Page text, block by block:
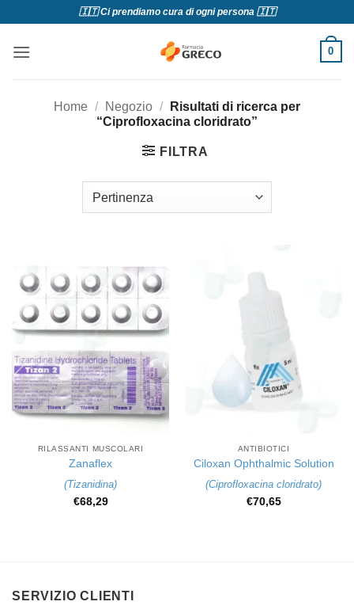
contenuti
🇮🇹 Ci prendiamo cura di ogni persona 🇮🇹
0
Home / Negozio /
Risultati di ricerca per
“Ciprofloxacina cloridrato”
FILTRA
RILASSANTI MUSCOLARI
Zanaflex
(Tizanidina)
€68,29
ANTIBIOTICI
Ciloxan Ophthalmic Solution
(Ciprofloxacina cloridrato)
€70,65
SERVIZIO CLIENTI